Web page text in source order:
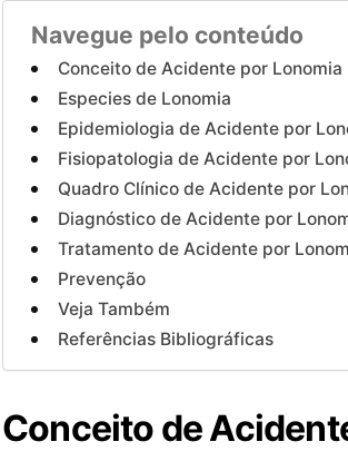
Navegue pelo conteúdo
Conceito de Acidente por Lonomia
Especies de Lonomia
Epidemiologia de Acidente por
Fisiopatologia de Acidente por
Quadro Clínico de Acidente por
Diagnóstico de Acidente por
Tratamento de Acidente por
Prevenção
Veja Também
Referências Bibliográficas
Conceito de